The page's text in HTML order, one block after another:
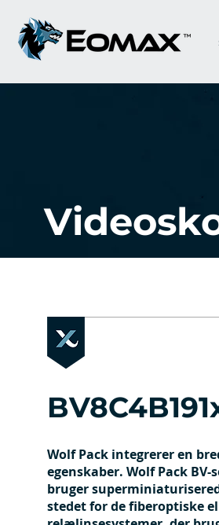
Wolf Pack integrerer en
egenskaber. Wolf Pack
bruger
stedet for de fiberoptiske